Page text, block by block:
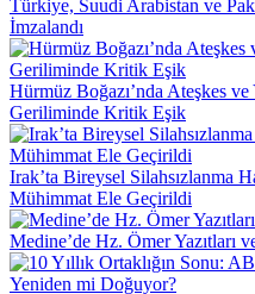
Türkiye, Suudi Arabistan ve
İmzalandı
Hürmüz Boğazı’nda Ateşkes
Geriliminde Kritik Eşik
Irak’ta Bireysel Silahsızlanma
Mühimmat Ele Geçirildi
Medine’de Hz. Ömer Yazıtları